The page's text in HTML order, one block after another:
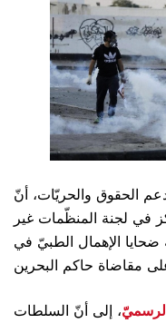
الحقوق والحريّات، أنّ
في لجنة المنظّمات غير
ضحايا الإهمال الطبيّ في
، إلى أنّ السلطات